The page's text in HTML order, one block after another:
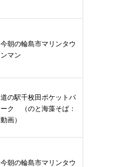
今朝の輪島市マリンタウ
ンマン
道の駅千枚田ポケットパ
ーク （のと海藻そば：
動画）
今朝の輪島市マリンタウ